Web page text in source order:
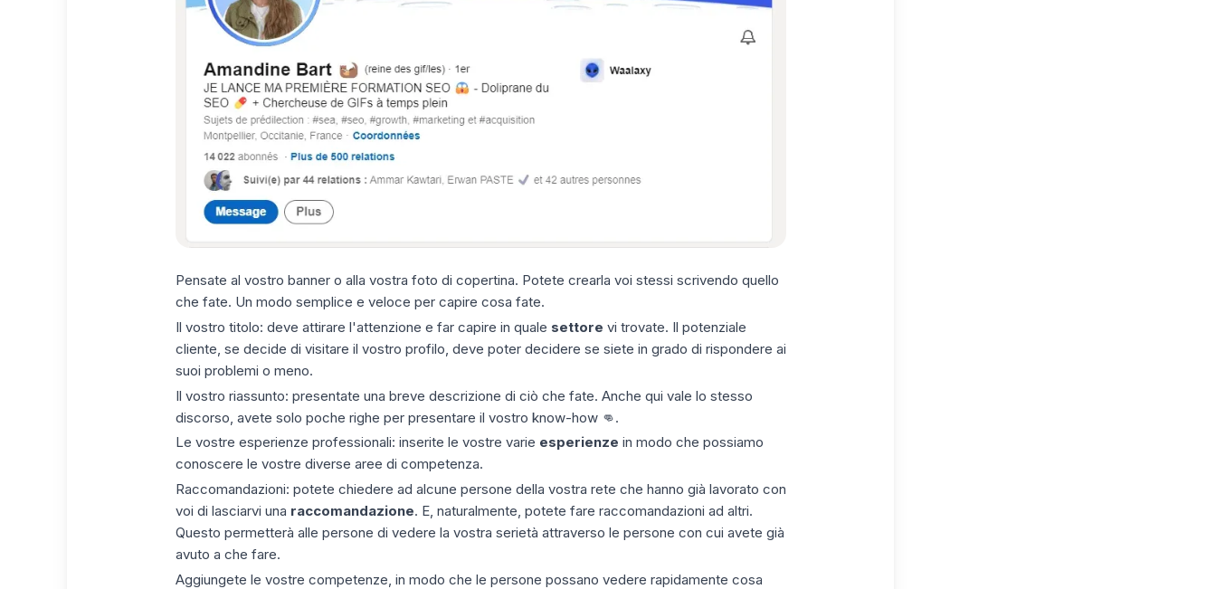
Pensate al vostro banner o alla vostra foto di copertina. Potete crearla voi stessi scrivendo quello
che fate. Un modo semplice e veloce per capire cosa fate.
Il vostro titolo: deve attirare l'attenzione e far capire in quale settore vi trovate. Il potenziale
cliente, se decide di visitare il vostro profilo, deve poter decidere se siete in grado di rispondere ai
suoi problemi o meno.
Il vostro riassunto: presentate una breve descrizione di ciò che fate. Anche qui vale lo stesso
discorso, avete solo poche righe per presentare il vostro know-how 👊.
Le vostre esperienze professionali: inserite le vostre varie esperienze in modo che possiamo
conoscere le vostre diverse aree di competenza.
Raccomandazioni: potete chiedere ad alcune persone della vostra rete che hanno già lavorato con
voi di lasciarvi una raccomandazione. E, naturalmente, potete fare raccomandazioni ad altri.
Questo permetterà alle persone di vedere la vostra serietà attraverso le persone con cui avete già
avuto a che fare.
Aggiungete le vostre competenze, in modo che le persone possano vedere rapidamente cosa